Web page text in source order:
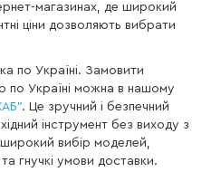
магазинах, де широкий
ціни дозволяють вибрати
по Україні. Замовити
по Україні можна в нашому
. Це зручний і безпечний
інструмент без виходу з
вибір моделей,
гнучкі умови доставки.